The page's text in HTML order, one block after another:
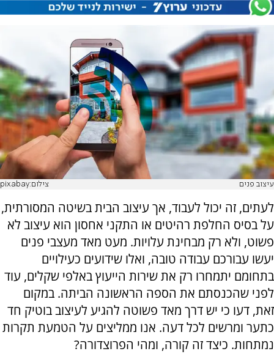
עיצוב פנים צילום:pixabay
לעתים, זה יכול לעבוד, אך עיצוב הבית בשיטה המסורתית,
על בסיס החלפת רהיטים או התקני אחסון הוא עיצוב לא
פשוט, ולא רק מבחינת עלויות. מעט מאד מעצבי פנים
יעשו עבורכם עבודה טובה, ואלו שידועים כעילויים
בתחומם יתמחרו רק את שירות הייעוץ באלפי שקלים, עוד
לפני שהכנסתם את הספה הראשונה הביתה. במקום
זאת, דעו כי יש דרך מאד פשוטה להגיע לעיצוב בוטיק חד
כתער ומרשים לכל דעה. אנו ממליצים על הטמעת תקרות
נמתחות. כיצד זה קורה, ומהי הפרוצדורה?